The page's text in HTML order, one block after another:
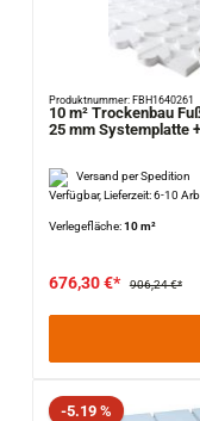
Produktnummer: FBH1640261
10 m² Trockenbau
25 mm Systemplatte
Versand per Spedition
Verfügbar, Lieferzeit: 6-10
Verlegefläche:10 m²
676,30 €* 906,24 €*
Rabatt
-5.19 %